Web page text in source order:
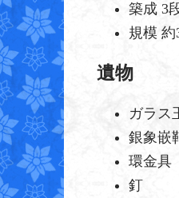
築成 3
規模 約
遺物
ガラス
銀象嵌
環金具
釘